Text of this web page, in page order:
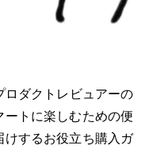
ダクトレビュアーのMio
トに楽しむための便
けするお役立ち購入ガ